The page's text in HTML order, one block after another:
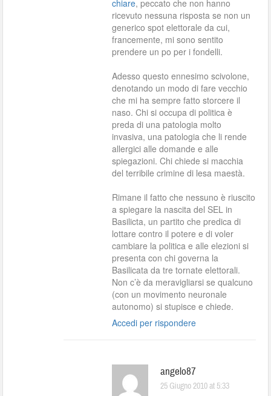
chiare, peccato che non hanno
ricevuto nessuna risposta se non un
generico spot elettorale da cui,
francemente, mi sono sentito
prendere un po per i fondelli.
Adesso questo ennesimo scivolone,
denotando un modo di fare vecchio
che mi ha sempre fatto storcere il
naso. Chi si occupa di politica è
preda di una patologia molto
invasiva, una patologia che li rende
allergici alle domande e alle
spiegazioni. Chi chiede si macchia
del terribile crimine di lesa maestà.
Rimane il fatto che nessuno è riuscito
a spiegare la nascita del SEL in
Basilicta, un partito che predica di
lottare contro il potere e di voler
cambiare la politica e alle elezioni si
presenta con chi governa la
Basilicata da tre tornate elettorali.
Non c’è da meravigliarsi se qualcuno
(con un movimento neuronale
autonomo) si stupisce e chiede.
Accedi per rispondere
angelo87
25 Giugno 2010 at 5:33